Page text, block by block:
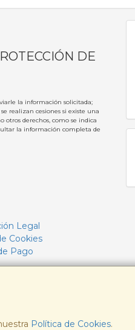
Política de Cookies.
DE
la información solicitada;
se realizan cesiones si existe una
otros derechos, como se indica
la información completa de
Legal
Cookies
Pago
- Tfno: